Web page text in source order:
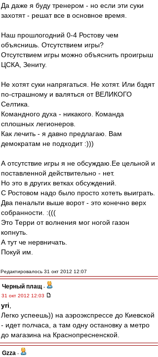
Да даже я буду тренером - но если эти суки
захотят - решат все в основное время.
Наш прошлогодний 0-4 Ростову чем
объяснишь. Отсутствием игры?
Отсутствием игры можно объяснить проигрыш
ЦСКА, Зениту.
Не хотят суки напрягаться. Не хотят. Или бздят
по-страшному и валяться от ВЕЛИКОГО
Селтика.
Командного духа - никакого. Команда
сплошных легионеров.
Как лечить - я давно предлагаю. Вам
демократам не подходит :)))
А отсутствие игры я не обсуждаю.Ее цельной и
поставленной действительно - нет.
Но это в других ветках обсуждений.
С Ростовом надо было просто хотеть выиграть.
Два пенальти выше ворот - это конечно верх
собранности. :(((
Это Терри от волнения мог ногой газон
копнуть.
А тут че нервничать.
Покуй им.
Редактировалось 31 окт 2012 12:07
Черный плащ -
31 окт 2012 12:03
yri
Легко успеешь)) на аэроэкспрессе до Киевской
- идет полчаса, а там одну остановку а метро
до магазина на Краснопресненской.
Gzza -